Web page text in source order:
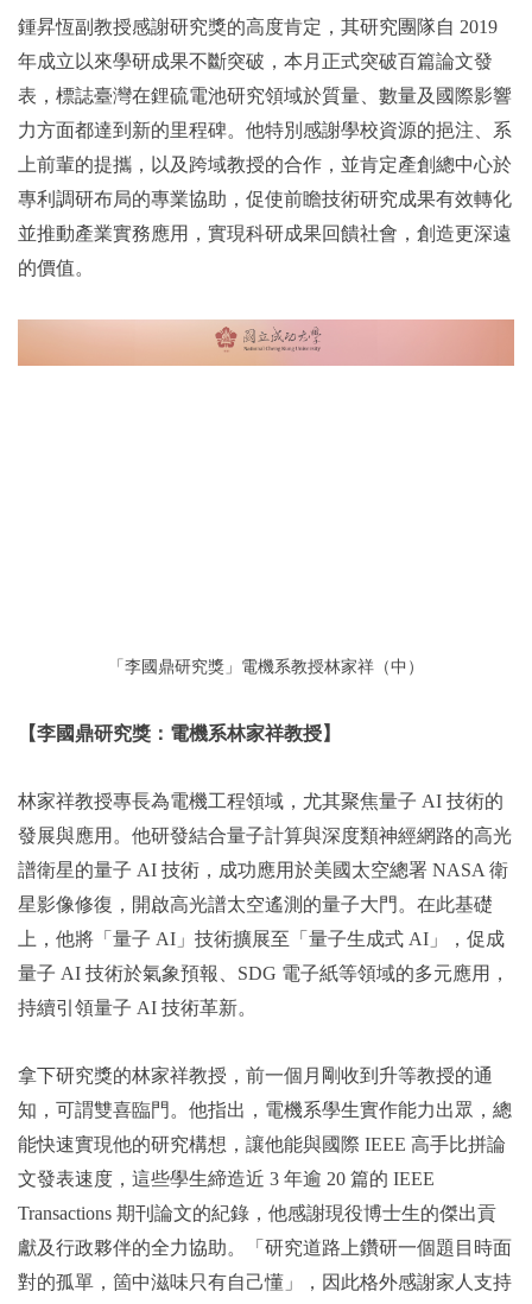
鍾昇恆副教授感謝研究獎的高度肯定，其研究團隊自 2019
年成立以來學研成果不斷突破，本月正式突破百篇論文發
表，標誌臺灣在鋰硫電池研究領域於質量、數量及國際影響
力方面都達到新的里程碑。他特別感謝學校資源的挹注、系
上前輩的提攜，以及跨域教授的合作，並肯定產創總中心於
專利調研布局的專業協助，促使前瞻技術研究成果有效轉化
並推動產業實務應用，實現科研成果回饋社會，創造更深遠
的價值。
「李國鼎研究獎」電機系教授林家祥（中）
【李國鼎研究獎：電機系林家祥教授】
林家祥教授專長為電機工程領域，尤其聚焦量子 AI 技術的
發展與應用。他研發結合量子計算與深度類神經網路的高光
譜衛星的量子 AI 技術，成功應用於美國太空總署 NASA 衛
星影像修復，開啟高光譜太空遙測的量子大門。在此基礎
上，他將「量子 AI」技術擴展至「量子生成式 AI」，促成
量子 AI 技術於氣象預報、SDG 電子紙等領域的多元應用，
持續引領量子 AI 技術革新。
拿下研究獎的林家祥教授，前一個月剛收到升等教授的通
知，可謂雙喜臨門。他指出，電機系學生實作能力出眾，總
能快速實現他的研究構想，讓他能與國際 IEEE 高手比拼論
文發表速度，這些學生締造近 3 年逾 20 篇的 IEEE
Transactions 期刊論文的紀錄，他感謝現役博士生的傑出貢
獻及行政夥伴的全力協助。「研究道路上鑽研一個題目時面
對的孤單，箇中滋味只有自己懂」，因此格外感謝家人支持